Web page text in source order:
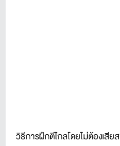
วิธีการฝึกตีไกลโดยไม่ต้องเสีย